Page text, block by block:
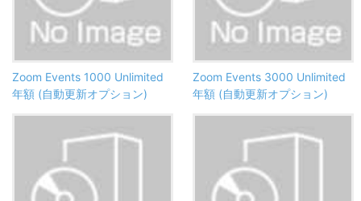
Zoom Events 1000 Unlimited
年額 (自動更新オプション)
Zoom Events 3000 Unlimited
年額 (自動更新オプション)